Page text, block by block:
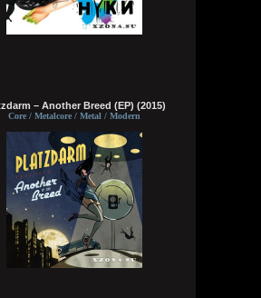
На Афоне не хочу. Они там без
но при этом у них есть там
церкви Руси
древние стены
и о многом спроси
срубах есть сердце и вены
Bestial
Вчера в 14:37:07
– Another Breed (EP) (2015)
Core / Metalcore / Metal / Modern